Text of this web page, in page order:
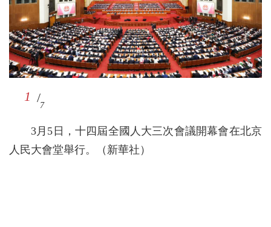
1 /
7
3月5日，十四屆全國人大三次會議開幕會在北京
人民大會堂舉行。（新華社）
2 /
7
4 /
7
5 /
7
6 /
7
7 /
7